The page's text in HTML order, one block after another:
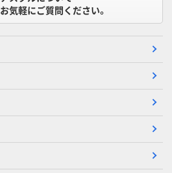
お気軽にご質問ください。